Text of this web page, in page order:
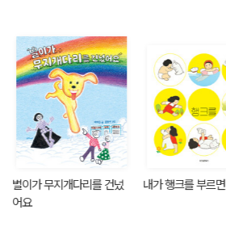
별이가 무지개다리를 건넜
어요
내가 행크를 부르면